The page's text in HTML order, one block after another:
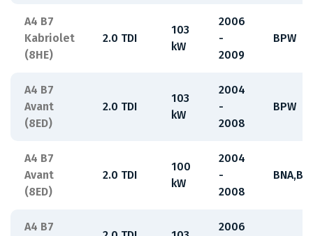
A4 B7
Kabriolet
(8HE)
2.0 TDI
103
kW
2006
-
2009
BPW
A4 B7
Avant
(8ED)
2.0 TDI
103
kW
2004
-
2008
BPW
A4 B7
Avant
(8ED)
2.0 TDI
100
kW
2004
-
2008
A4 B7
2006